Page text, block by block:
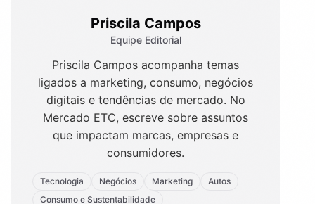
Priscila Campos
Equipe Editorial
Priscila Campos acompanha temas
ligados a marketing, consumo, negócios
digitais e tendências de mercado. No
Mercado ETC, escreve sobre assuntos
que impactam marcas, empresas e
consumidores.
Tecnologia Negócios Marketing
Autos
Consumo e Sustentabilidade